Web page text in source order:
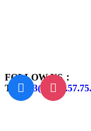
FOLLOW US：
Tel: